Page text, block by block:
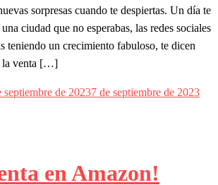
sorpresas cuando te despiertas. Un día te
ciudad que no esperabas, las redes sociales
teniendo un crecimiento fabuloso, te dicen
la venta […]
septiembre de 20237 de septiembre de 2023
en Amazon!